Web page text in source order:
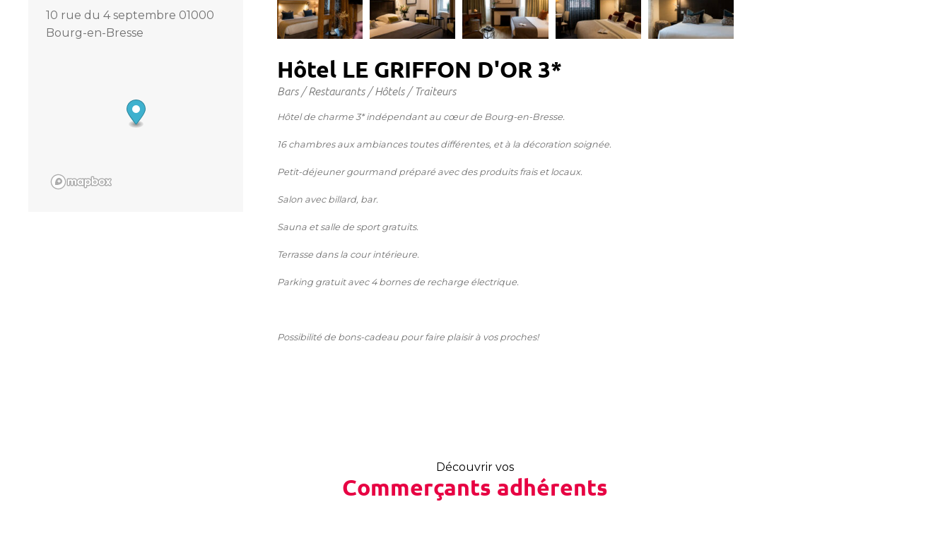
10 rue du 4 septembre 01000
Bourg-en-Bresse
Hôtel LE GRIFFON D'OR 3*
Bars / Restaurants / Hôtels / Traiteurs
Hôtel de charme 3* indépendant au cœur de Bourg-en-Bresse.
16 chambres aux ambiances toutes différentes, et à la décoration soignée.
Petit-déjeuner gourmand préparé avec des produits frais et locaux.
Salon avec billard, bar.
Sauna et salle de sport gratuits.
Terrasse dans la cour intérieure.
Parking gratuit avec 4 bornes de recharge électrique.
Possibilité de bons-cadeau pour faire plaisir à vos proches!
Découvrir vos
Commerçants adhérents